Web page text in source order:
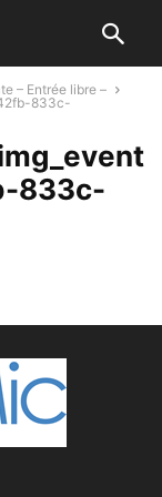
– Entrée libre –
833c-
833c-